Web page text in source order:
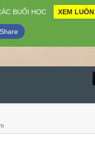
BUỔI HỌC XEM LUÔN
Share